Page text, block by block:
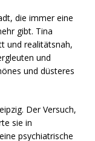
die immer eine
gibt. Tina
und realitätsnah,
und
und düsteres
Der Versuch,
sie in
psychiatrische